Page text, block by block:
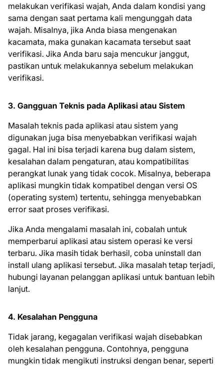
melakukan verifikasi wajah, Anda dalam kondisi yang
sama dengan saat pertama kali mengunggah data
wajah. Misalnya, jika Anda biasa mengenakan
kacamata, maka gunakan kacamata tersebut saat
verifikasi. Jika Anda baru saja mencukur janggut,
pastikan untuk melakukannya sebelum melakukan
verifikasi.
3. Gangguan Teknis pada Aplikasi atau Sistem
Masalah teknis pada aplikasi atau sistem yang
digunakan juga bisa menyebabkan verifikasi wajah
gagal. Hal ini bisa terjadi karena bug dalam sistem,
kesalahan dalam pengaturan, atau kompatibilitas
perangkat lunak yang tidak cocok. Misalnya, beberapa
aplikasi mungkin tidak kompatibel dengan versi OS
(operating system) tertentu, sehingga menyebabkan
error saat proses verifikasi.
Jika Anda mengalami masalah ini, cobalah untuk
memperbarui aplikasi atau sistem operasi ke versi
terbaru. Jika masih tidak berhasil, coba uninstall dan
install ulang aplikasi tersebut. Jika masalah tetap terjadi,
hubungi layanan pelanggan aplikasi untuk bantuan lebih
lanjut.
4. Kesalahan Pengguna
Tidak jarang, kegagalan verifikasi wajah disebabkan
oleh kesalahan pengguna. Contohnya, pengguna
mungkin tidak mengikuti instruksi dengan benar, seperti